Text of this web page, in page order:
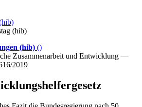
(hib)
(hib) ()
Zusammenarbeit und Entwicklung —
2019